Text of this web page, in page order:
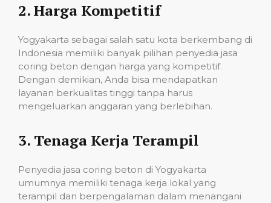
2.Harga Kompetitif
Yogyakarta sebagai salah satu kota berkembang di
Indonesia memiliki banyak pilihan penyedia jasa
coring beton dengan harga yang kompetitif.
Dengan demikian, Anda bisa mendapatkan
layanan berkualitas tinggi tanpa harus
mengeluarkan anggaran yang berlebihan.
3. Tenaga Kerja Terampil
Penyedia jasa coring beton di Yogyakarta
umumnya memiliki tenaga kerja lokal yang
terampil dan berpengalaman dalam menangani